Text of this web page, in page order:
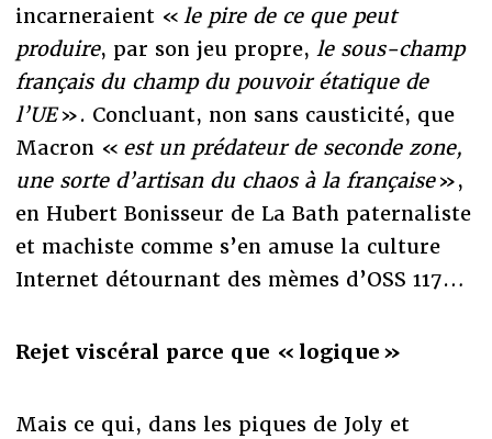
incarneraient « le pire de ce que peut
produire, par son jeu propre, le sous-champ
français du champ du pouvoir étatique de
l’UE». Concluant, non sans causticité, que
Macron « est un prédateur de seconde zone,
une sorte d’artisan du chaos à la française»,
en Hubert Bonisseur de La Bath paternaliste
et machiste comme s’en amuse la culture
Internet détournant des mèmes d’OSS 117…
Rejet viscéral parce que « logique »
Mais ce qui, dans les piques de Joly et